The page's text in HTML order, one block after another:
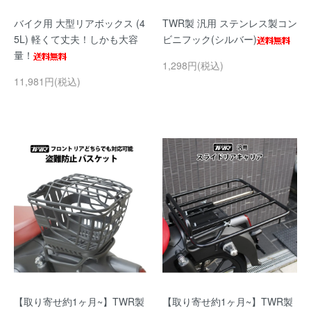
バイク用 大型リアボックス (4
5L) 軽くて丈夫！しかも大容
量！
11,981円(税込)
TWR製 汎用 ステンレス製コン
ビニフック(シルバー)
1,298円(税込)
【取り寄せ約1ヶ月~】TWR製
【取り寄せ約1ヶ月~】TWR製